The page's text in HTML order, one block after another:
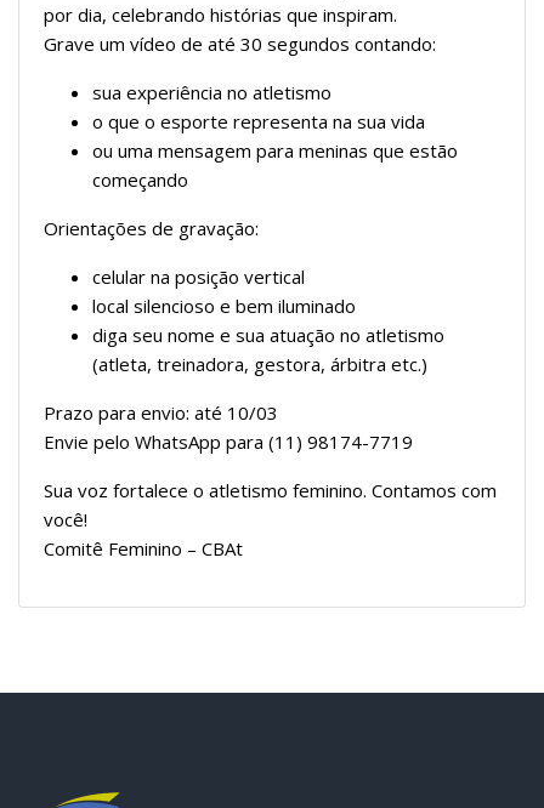
por dia, celebrando histórias que inspiram.
Grave um vídeo de até 30 segundos contando:
sua experiência no atletismo
o que o esporte representa na sua vida
ou uma mensagem para meninas que estão
começando
Orientações de gravação:
celular na posição vertical
local silencioso e bem iluminado
diga seu nome e sua atuação no atletismo
(atleta, treinadora, gestora, árbitra etc.)
Prazo para envio: até 10/03
Envie pelo WhatsApp para (11) 98174-7719
Sua voz fortalece o atletismo feminino. Contamos com
você!
Comitê Feminino – CBAt